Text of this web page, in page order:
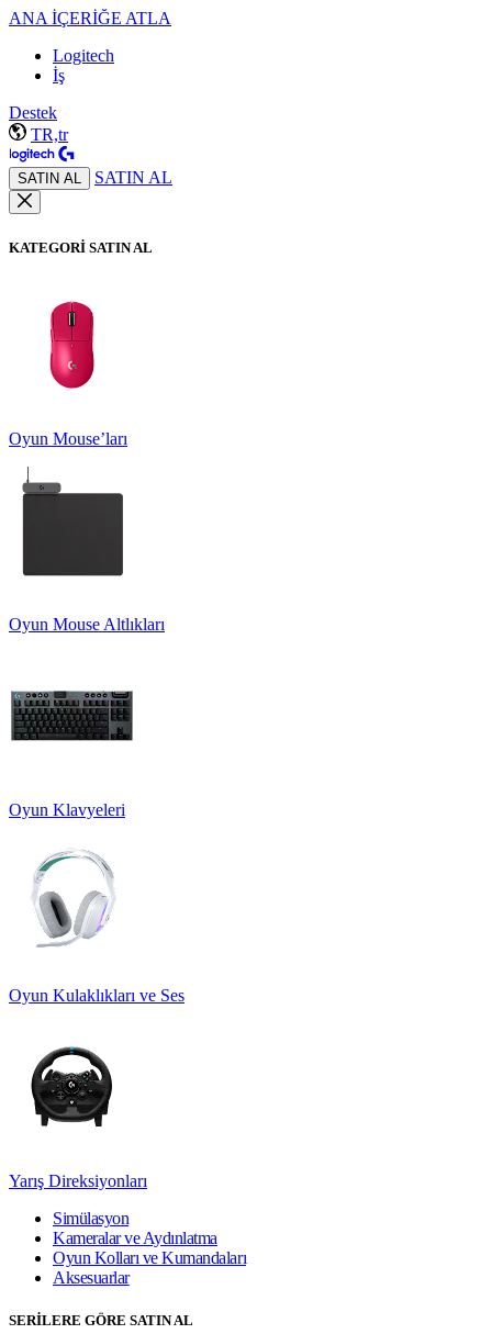
ANA İÇERİĞE ATLA
Logitech
İş
Destek
TR,tr
SATIN AL SATIN AL
KATEGORİ SATIN AL
Oyun Mouse’ları
Oyun Mouse Altlıkları
Oyun Klavyeleri
Oyun Kulaklıkları ve Ses
Yarış Direksiyonları
Simülasyon
Kameralar ve Aydınlatma
Oyun Kolları ve Kumandaları
Aksesuarlar
SERİLERE GÖRE SATIN AL